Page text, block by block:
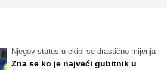
Njegov status u ekipi se drastično mijenja
Zna se ko je najveći gubitnik u